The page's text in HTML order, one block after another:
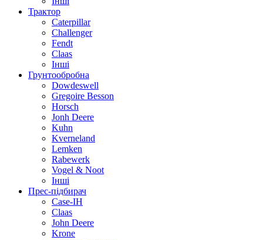
Трактор
Caterpillar
Challenger
Fendt
Claas
Інші
Грунтообробна
Dowdeswell
Gregoire Besson
Horsch
Jonh Deere
Kuhn
Kverneland
Lemken
Rabewerk
Vogel & Noot
Інші
Прес-підбирач
Case-IH
Claas
John Deere
Krone